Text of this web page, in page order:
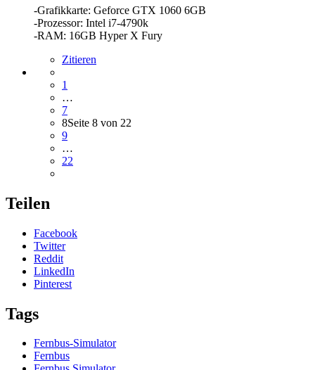
-Grafikkarte: Geforce GTX 1060 6GB
-Prozessor: Intel i7-4790k
-RAM: 16GB Hyper X Fury
Zitieren
1
…
7
8Seite 8 von 22
9
…
22
Teilen
Facebook
Twitter
Reddit
LinkedIn
Pinterest
Tags
Fernbus-Simulator
Fernbus